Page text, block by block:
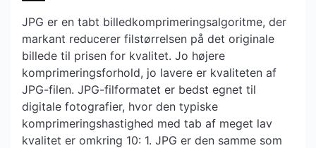
JPG er en tabt billedkomprimeringsalgoritme, der
markant reducerer filstørrelsen på det originale
billede til prisen for kvalitet. Jo højere
komprimeringsforhold, jo lavere er kvaliteten af ​​
JPG-filen. JPG-filformatet er bedst egnet til
digitale fotografier, hvor den typiske
komprimeringshastighed med tab af meget lav
kvalitet er omkring 10: 1. JPG er den samme som